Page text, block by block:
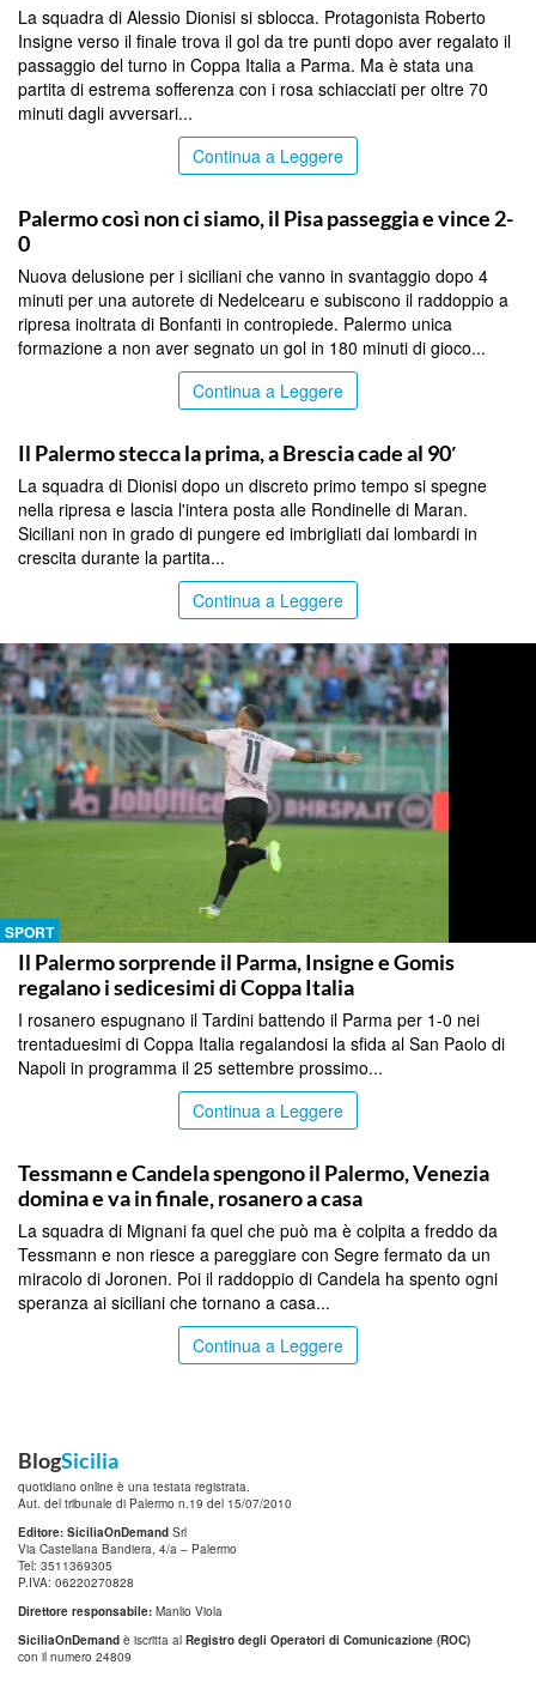
La squadra di Alessio Dionisi si sblocca. Protagonista Roberto
Insigne verso il finale trova il gol da tre punti dopo aver regalato il
passaggio del turno in Coppa Italia a Parma. Ma è stata una
partita di estrema sofferenza con i rosa schiacciati per oltre 70
minuti dagli avversari...
Continua a Leggere
Palermo così non ci siamo, il Pisa passeggia e vince 2-
0
Nuova delusione per i siciliani che vanno in svantaggio dopo 4
minuti per una autorete di Nedelcearu e subiscono il raddoppio a
ripresa inoltrata di Bonfanti in contropiede. Palermo unica
formazione a non aver segnato un gol in 180 minuti di gioco...
Continua a Leggere
Il Palermo stecca la prima, a Brescia cade al 90′
La squadra di Dionisi dopo un discreto primo tempo si spegne
nella ripresa e lascia l'intera posta alle Rondinelle di Maran.
Siciliani non in grado di pungere ed imbrigliati dai lombardi in
crescita durante la partita...
Continua a Leggere
SPORT
Il Palermo sorprende il Parma, Insigne e Gomis
regalano i sedicesimi di Coppa Italia
I rosanero espugnano il Tardini battendo il Parma per 1-0 nei
trentaduesimi di Coppa Italia regalandosi la sfida al San Paolo di
Napoli in programma il 25 settembre prossimo...
Continua a Leggere
Tessmann e Candela spengono il Palermo, Venezia
domina e va in finale, rosanero a casa
La squadra di Mignani fa quel che può ma è colpita a freddo da
Tessmann e non riesce a pareggiare con Segre fermato da un
miracolo di Joronen. Poi il raddoppio di Candela ha spento ogni
speranza ai siciliani che tornano a casa...
Continua a Leggere
BlogSicilia
quotidiano online è una testata registrata.
Aut. del tribunale di Palermo n.19 del 15/07/2010
Editore: SiciliaOnDemand Srl
Via Castellana Bandiera, 4/a – Palermo
Tel: 3511369305
P.IVA: 06220270828
Direttore responsabile: Manlio Viola
SiciliaOnDemand è iscritta al Registro degli Operatori di Comunicazione (ROC)
con il numero 24809